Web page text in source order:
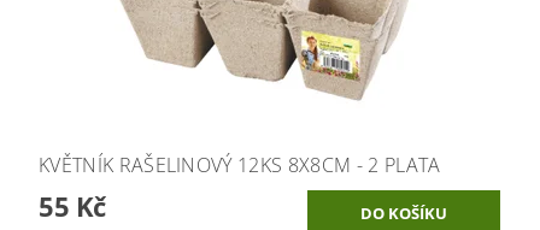
KVĚTNÍK RAŠELINOVÝ 12KS 8X8CM - 2 PLATA
55 Kč